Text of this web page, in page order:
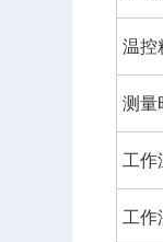
温控
测量
工作
工作